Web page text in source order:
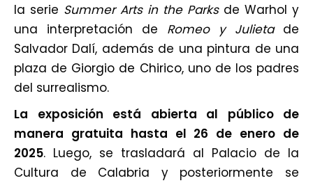
la serie Summer Arts in the Parksde Warhol y
una interpretación de Romeo y Julietade
Salvador Dalí, además de una pintura de una
plaza de Giorgio de Chirico, uno de los padres
del surrealismo.
La exposición está abierta al público de
manera gratuita hasta el 26 de enero de
2025. Luego, se trasladará al Palacio de la
Cultura de Calabria y posteriormente se